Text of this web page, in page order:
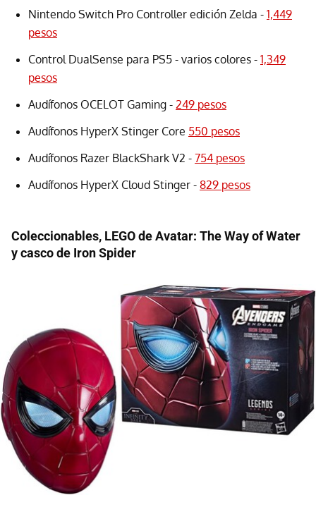
Nintendo Switch Pro Controller edición Zelda - 1,449
pesos
Control DualSense para PS5 - varios colores - 1,349
pesos
Audífonos OCELOT Gaming - 249 pesos
Audífonos HyperX Stinger Core 550 pesos
Audífonos Razer BlackShark V2 - 754 pesos
Audífonos HyperX Cloud Stinger - 829 pesos
Coleccionables, LEGO de Avatar: The Way of Water
y casco de Iron Spider